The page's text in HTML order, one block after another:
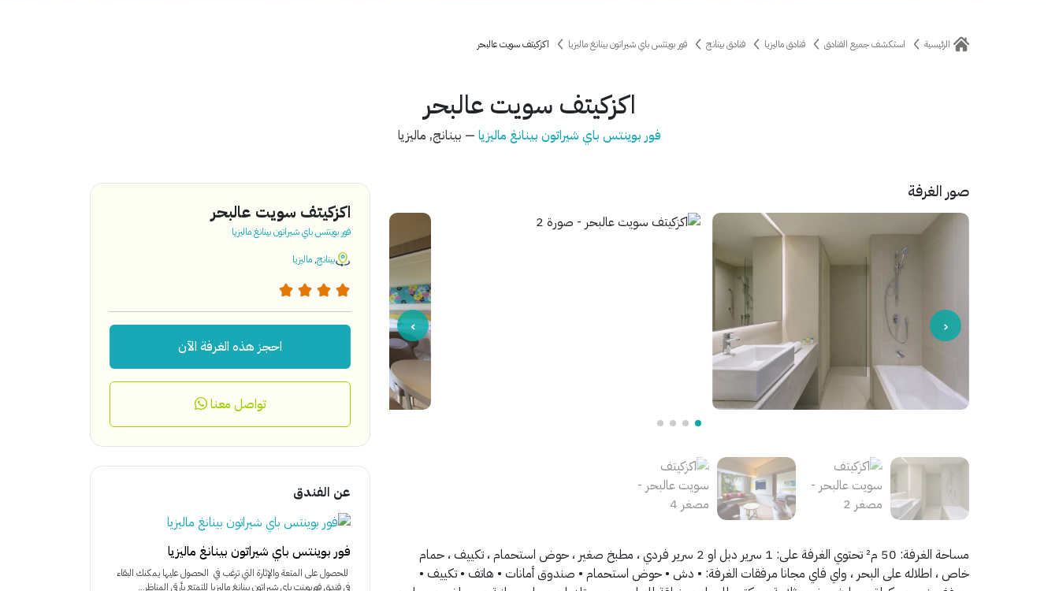
الرئيسية استكشف جميع الفنادق فنادق ماليزيا فنادق بينانج فور بوينتس باي شيراتون بينانغ ماليزيا اكزكيتف سويت عالبحر
اكزكيتف سويت عالبحر
فور بوينتس باي شيراتون بينانغ ماليزيا — بينانج, ماليزيا
صور الغرفة
مساحة الغرفة: 50 م² تحتوي الغرفة على: 1 سرير دبل او 2 سرير فردي ، مطبخ صغير ، حوض استحمام ، تكييف ، حمام
خاص ، اطلاله على البحر ، واي فاي مجانا مرفقات الغرفة: • دش • حوض استحمام • صندوق أمانات • هاتف • تكييف •
اكزكيتف سويت عالبحر
فور بوينتس باي شيراتون بينانغ ماليزيا
بينانج, ماليزيا
احجز هذه الغرفة الآن
تواصل معنا
عن الفندق
فور بوينتس باي شيراتون بينانغ ماليزيا
للحصول على المتعة والإثارة التي ترغب في الحصول عليها يمكنك البقاء
في فندق فوربوينت باي شيراتون بينانغ ماليزيا للتمتع بأرقى المناظر...